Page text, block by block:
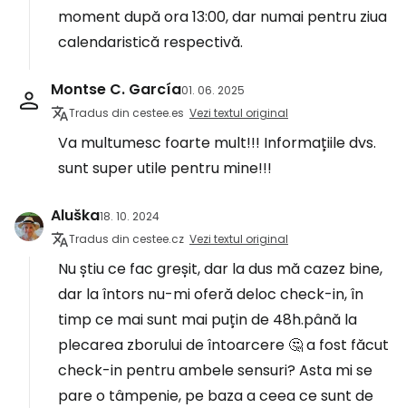
moment după ora 13:00, dar numai pentru ziua
calendaristică respectivă.
Montse C. García01. 06. 2025
Tradus din cestee.es Vezi textul original
Va multumesc foarte mult!!! Informațiile dvs.
sunt super utile pentru mine!!!
Aluška18. 10. 2024
Tradus din cestee.cz Vezi textul original
Nu știu ce fac greșit, dar la dus mă cazez bine,
dar la întors nu-mi oferă deloc check-in, în
timp ce mai sunt mai puțin de 48h.până la
plecarea zborului de întoarcere 🤔 a fost făcut
check-in pentru ambele sensuri? Asta mi se
pare o tâmpenie, pe baza a ceea ce sunt de